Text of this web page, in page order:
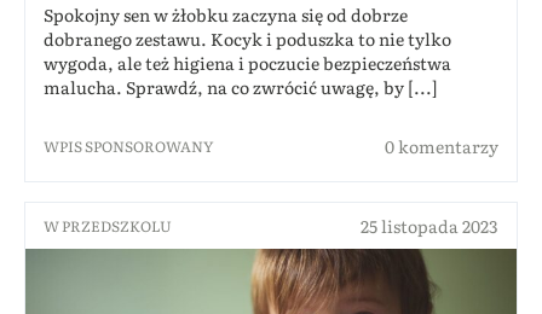
Spokojny sen w żłobku zaczyna się od dobrze
dobranego zestawu. Kocyk i poduszka to nie tylko
wygoda, ale też higiena i poczucie bezpieczeństwa
malucha. Sprawdź, na co zwrócić uwagę, by [...]
WPIS SPONSOROWANY 0 komentarzy
W PRZEDSZKOLU 25 listopada 2023